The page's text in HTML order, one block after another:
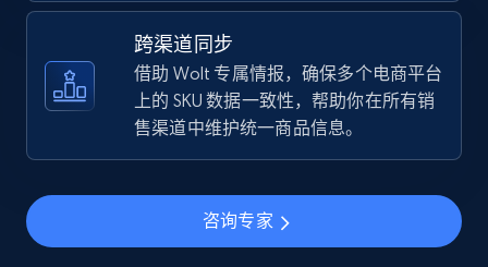
TikTok Shop - discover records by shop url
URL, Title, Available, Description, Currency, Initial
667+
跨渠道同步
借助 Wolt 专属情报，确保多个电商平台
上的 SKU 数据一致性，帮助你在所有销
售渠道中维护统一商品信息。
咨询专家